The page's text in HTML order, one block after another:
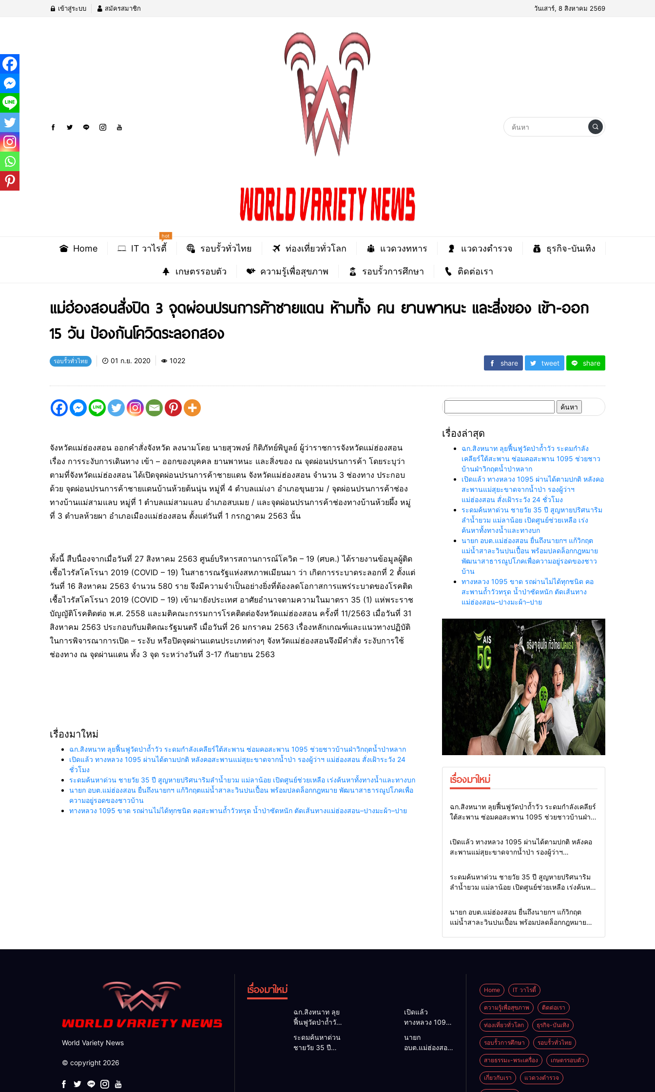
เข้าสู่ระบบ สมัครสมาชิก วันเสาร์, 8 สิงหาคม 2569
Home IT วาไรตี้
hot
รอบรั้วทั่วไทย ท่องเที่ยวทั่วโลก แวดวงทหาร แวดวงตำรวจ ธุรกิจ-บันเทิง
เกษตรรอบตัว ความรู้เพื่อสุขภาพ รอบรั้วการศึกษา ติดต่อเรา
แม่ฮ่องสอนสั่งปิด 3 จุดผ่อนปรนการค้าชายแดน ห้ามทั้ง คน ยานพาหนะ และสิ่งของ เข้า-ออก
15 วัน ป้องกันโควิดระลอกสอง
รอบรั้วทั่วไทย 01 ก.ย. 2020 1022 share tweet share
จังหวัดแม่ฮ่องสอน ออกคำสั่งจังหวัด ลงนามโดย นายสุวพงษ์ กิติภัทย์พิบูลย์ ผู้ว่าราชการจังหวัดแม่ฮ่องสอน
เรื่อง การระงับการเดินทาง เข้า – ออกของบุคคล ยานพาหนะ และสิ่งของ ณ จุดผ่อนปรนการค้า โดยระบุว่า
ตามที่จังหวัดแม่ฮ่องสอน ได้เปิดจุดผ่อนปรนการค้าชายแดน จังหวัดแม่ฮ่องสอน จำนวน 3 ช่องทาง ประกอบ
ด้วย จุดผ่อนปรนการค้าชายแดนบ้านห้วยต้นนุ่น หมู่ที่ 4 ตำบลแม่เงา อำเภอขุนยวม / จุดผ่อนปรนการค้าช่อง
ทางบ้านแม่สามแลบ หมู่ที่ 1 ตำบลแม่สามแลบ อำเภอสบเมย / และจุดผ่อนปรนการค้าช่องทางบ้านห้วยผึ้ง หมู่
ที่ 3 ตำบลห้วยผา อำเภอเมืองแม่ฮ่องสอน ตั้งแต่วันที่ 1 กรกฎาคม 2563 นั้น
ทั้งนี้ สืบนื่องจากเมื่อวันที่ 27 สิงหาคม 2563 ศูนย์บริหารสถานการณ์โควิด – 19 (ศบค.) ได้รายงานข้อมูลผู้ติด
เชื้อไวรัสโคโรนา 2019 (COVID – 19) ในสาธารณรัฐแห่งสหภาพเมียนมา ว่า เกิดการระบาดระลอกที่ 2 ตั้งแต่
วันที่ 16 สิงหาคม 2563 จำนวน 580 ราย จึงมีความจำเป็นอย่างยิ่งที่ต้องลดโอกาสการแพร่ระบาดของโรคติด
เชื้อไวรัสโคโรนา 2019 (COVID – 19) เข้ามายังประเทศ อาศัยอำนาจตามความในมาตรา 35 (1) แห่พระราช
บัญญัติโรคติดต่อ พ.ศ. 2558 และมติคณะกรรมการโรคติดต่อจังหวัดแม่ฮ่องสอน ครั้งที่ 11/2563 เมื่อวันที่ 31
สิงหาคม 2563 ประกอบกับมติคณะรัฐมนตรี เมื่อวันที่ 26 มกราคม 2563 เรื่องหลักเกณฑ์และแนวทางปฏิบัติ
ในการพิจารณาการเปิด – ระงับ หรือปิดจุดผ่านแดนประเภทต่างๆ จังหวัดแม่ฮ่องสอนจึงมีคำสั่ง ระงับการใช้
ช่องทาง ณ จุดผ่านแดน ทั้ง 3 จุด ระหว่างวันที่ 3-17 กันยายน 2563
เรื่องมาใหม่
ฉก.สิงหนาท ลุยฟื้นฟูวัดป่าถ้ำวัว ระดมกำลังเคลียร์ใต้สะพาน ซ่อมคอสะพาน 1095 ช่วยชาวบ้านฝ่าวิกฤตน้ำป่าหลาก
เปิดแล้ว ทางหลวง 1095 ผ่านได้ตามปกติ หลังคอสะพานแม่สุยะขาดจากน้ำป่า รองผู้ว่าฯ แม่ฮ่องสอน สั่งเฝ้าระวัง 24
ชั่วโมง
ระดมค้นหาด่วน ชายวัย 35 ปี สูญหายปริศนาริมลำน้ำยวม แม่ลาน้อย เปิดศูนย์ช่วยเหลือ เร่งค้นหาทั้งทางน้ำและทางบก
นายก อบต.แม่ฮ่องสอน ยื่นถึงนายกฯ แก้วิกฤตแม่น้ำสาละวินปนเปื้อน พร้อมปลดล็อกกฎหมาย พัฒนาสาธารณูปโภคเพื่อ
ความอยู่รอดของชาวบ้าน
ทางหลวง 1095 ขาด รถผ่านไม่ได้ทุกชนิด คอสะพานถ้ำวัวทรุด น้ำป่าซัดหนัก ตัดเส้นทางแม่ฮ่องสอน–ปางมะผ้า–ปาย
สำหรับ:
เรื่องล่าสุด
ฉก.สิงหนาท ลุยฟื้นฟูวัดป่าถ้ำวัว ระดมกำลัง
เคลียร์ใต้สะพาน ซ่อมคอสะพาน 1095 ช่วยชาว
บ้านฝ่าวิกฤตน้ำป่าหลาก
เปิดแล้ว ทางหลวง 1095 ผ่านได้ตามปกติ หลังคอ
สะพานแม่สุยะขาดจากน้ำป่า รองผู้ว่าฯ
แม่ฮ่องสอน สั่งเฝ้าระวัง 24 ชั่วโมง
ระดมค้นหาด่วน ชายวัย 35 ปี สูญหายปริศนาริม
ลำน้ำยวม แม่ลาน้อย เปิดศูนย์ช่วยเหลือ เร่ง
ค้นหาทั้งทางน้ำและทางบก
นายก อบต.แม่ฮ่องสอน ยื่นถึงนายกฯ แก้วิกฤต
แม่น้ำสาละวินปนเปื้อน พร้อมปลดล็อกกฎหมาย
พัฒนาสาธารณูปโภคเพื่อความอยู่รอดของชาว
บ้าน
ทางหลวง 1095 ขาด รถผ่านไม่ได้ทุกชนิด คอ
สะพานถ้ำวัวทรุด น้ำป่าซัดหนัก ตัดเส้นทาง
แม่ฮ่องสอน–ปางมะผ้า–ปาย
เรื่องมาใหม่
Home แวดวงทหาร
ฉก.สิงหนาท ลุยฟื้นฟูวัดป่าถ้ำวัว ระดมกำลังเคลียร์
ใต้สะพาน ซ่อมคอสะพาน 1095 ช่วยชาวบ้านฝ่า
Home รอบรั้วทั่วไทย
เปิดแล้ว ทางหลวง 1095 ผ่านได้ตามปกติ หลังคอ
สะพานแม่สุยะขาดจากน้ำป่า รองผู้ว่าฯ
Home รอบรั้วทั่วไทย
ระดมค้นหาด่วน ชายวัย 35 ปี สูญหายปริศนาริม
ลำน้ำยวม แม่ลาน้อย เปิดศูนย์ช่วยเหลือ เร่งค้นหา
Home รอบรั้วทั่วไทย
นายก อบต.แม่ฮ่องสอน ยื่นถึงนายกฯ แก้วิกฤต
แม่น้ำสาละวินปนเปื้อน พร้อมปลดล็อกกฎหมาย
World Variety News
© copyright 2026
เรื่องมาใหม่
ฉก.สิงหนาท ลุย
ฟื้นฟูวัดป่าถ้ำวัว
ระดมกำลัง
เคลียร์ใต้สะพาน
ซ่อมคอสะพาน
เปิดแล้ว
ทางหลวง 1095
หลังคอสะพาน
แม่สุยะขาดจาก
ระดมค้นหาด่วน
ชายวัย 35 ปี
นายก
อบต.แม่ฮ่องสอน
Home IT วาไรตี้
ความรู้เพื่อสุขภาพ ติดต่อเรา
ท่องเที่ยวทั่วโลก ธุรกิจ-บันเทิง
รอบรั้วการศึกษา รอบรั้วทั่วไทย
สายธรรมะ-พระเครื่อง เกษตรรอบตัว
เกี่ยวกับเรา แวดวงตำรวจ